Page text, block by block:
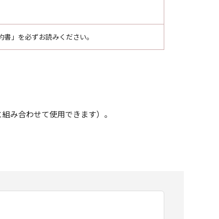
」を必ずお読みください。
み合わせて使用できます）。